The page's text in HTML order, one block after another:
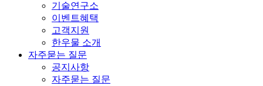
기술연구소
이벤트혜택
고객지원
한우물 소개
자주묻는 질문
공지사항
자주묻는 질문